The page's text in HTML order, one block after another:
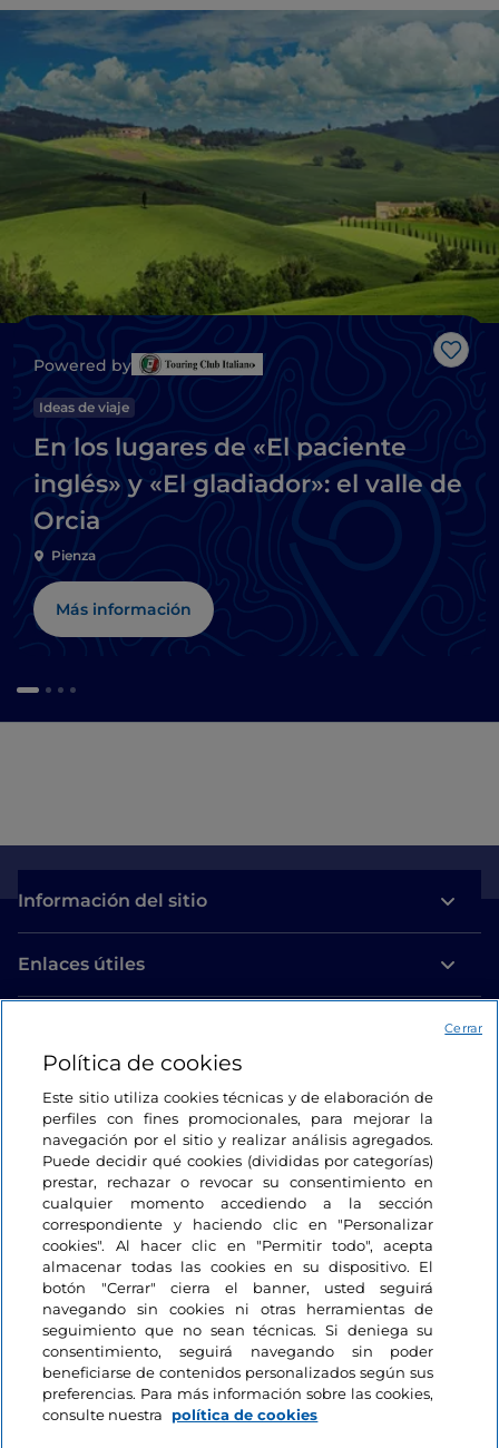
Me
Powered by
Ideas de viaje
En los lugares de «El paciente
inglés» y «El gladiador»: el valle de
Orcia
Pienza
Más información
Información del sitio
Enlaces útiles
Estamos en contacto
Política de cookies
Este sitio utiliza cookies técnicas y de elaboración de
perfiles con fines promocionales, para mejorar la
navegación por el sitio y realizar análisis agregados.
Puede decidir qué cookies (divididas por categorías)
prestar, rechazar o revocar su consentimiento en
cualquier momento accediendo a la sección
correspondiente y haciendo clic en "Personalizar
cookies". Al hacer clic en "Permitir todo", acepta
almacenar todas las cookies en su dispositivo. El
botón "Cerrar" cierra el banner, usted seguirá
navegando sin cookies ni otras herramientas de
seguimiento que no sean técnicas. Si deniega su
consentimiento, seguirá navegando sin poder
beneficiarse de contenidos personalizados según sus
preferencias. Para más información sobre las cookies,
consulte nuestra
política de cookies
Cerrar